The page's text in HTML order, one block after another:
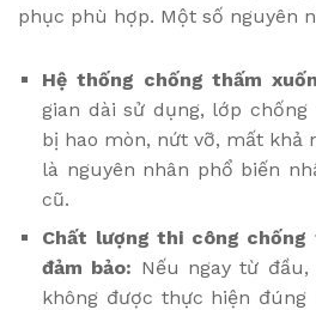
phục phù hợp. Một số nguyên
Hệ thống chống thấm
gian dài sử dụng, lớp
bị hao mòn, nứt vỡ, mất khả
là nguyên nhân phổ biến
cũ.
Chất lượng thi công chống
đảm bảo: Nếu ngay từ
không được thực hiện